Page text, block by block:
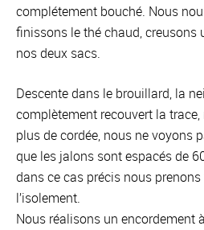
complétement bouché. Nous
finissons le thé chaud, creusons
nos deux sacs.
Descente dans le brouillard, la
complètement recouvert la
plus de cordée, nous ne voyons
que les jalons sont espacés de
dans ce cas précis nous
l’isolement.
Nous réalisons un encordement